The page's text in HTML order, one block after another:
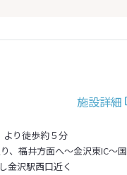
施設詳細
り徒歩約５分
、福井方面へ～金沢東IC～国
金沢駅西口近く